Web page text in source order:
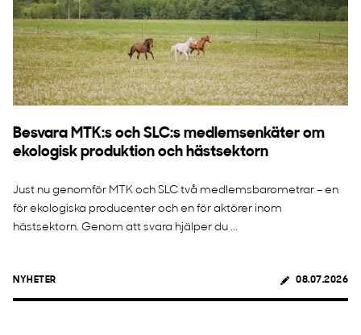
Besvara MTK:s och SLC:s medlemsenkäter om
ekologisk produktion och hästsektorn
Just nu genomför MTK och SLC två medlemsbarometrar – en
för ekologiska producenter och en för aktörer inom
hästsektorn. Genom att svara hjälper du ...
NYHETER 08.07.2026